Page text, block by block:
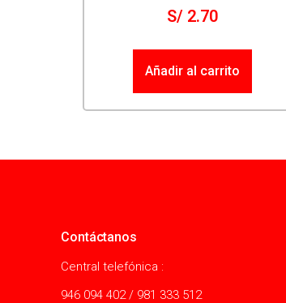
S/2.70
Añadir al carrito
Contáctanos
Central telefónica :
946 094 402 / 981 333 512